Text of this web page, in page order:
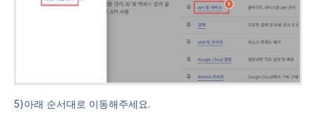
5)아래 순서대로 이동해주세요.